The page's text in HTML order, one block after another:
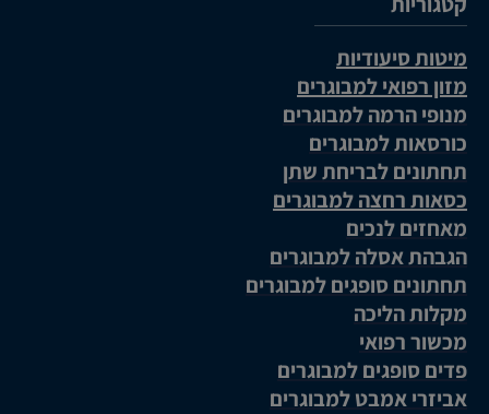
מיטות סיעודיות
מזון רפואי למבוגרים
מנופי הרמה למבוגרים
כורסאות למבוגרים
תחתונים לבריחת שתן
כסאות רחצה למבוגרים
מאחזים לנכים
הגבהת אסלה למבוגרים
תחתונים סופגים למבוגרים
מקלות הליכה
מכשור רפואי
פדים סופגים למבוגרים
אביזרי אמבט למבוגרים